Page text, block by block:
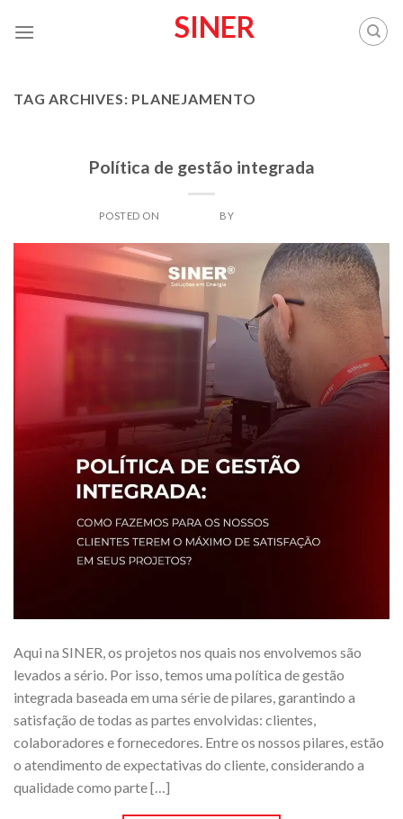
SINER
TAG ARCHIVES: PLANEJAMENTO
Política de gestão integrada
POSTED ON BY
Aqui na SINER, os projetos nos quais nos envolvemos são
levados a sério. Por isso, temos uma política de gestão
integrada baseada em uma série de pilares, garantindo a
satisfação de todas as partes envolvidas: clientes,
colaboradores e fornecedores. Entre os nossos pilares, estão
o atendimento de expectativas do cliente, considerando a
qualidade como parte […]